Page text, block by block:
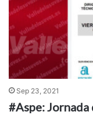
Sep 23, 2021
#Aspe: